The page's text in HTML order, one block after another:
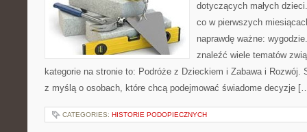
dotyczących małych
co w pierwszych
naprawdę ważne:
znaleźć wiele tematów
kategorie na stronie to: Podróże z Dzieckiem i Zabawa i Rozwój.
z myślą o osobach, które chcą podejmować świadome decyzje
CATEGORIES: HISTORIE PODOPIECZNYCH